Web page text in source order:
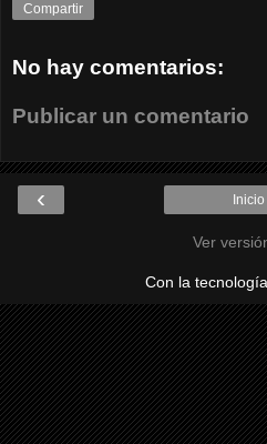
Compartir
No hay comentarios:
Publicar un comentario
‹ Inicio
Ver
Con la